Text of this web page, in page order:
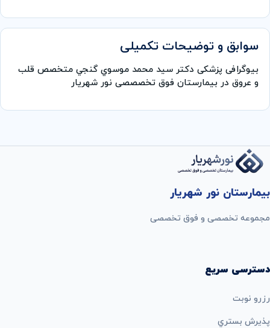
سوابق و توضیحات تکمیلی
بیوگرافی پزشکی دكتر سيد محمد موسوي گنجي متخصص قلب
و عروق در بیمارستان فوق تخصصصی نور شهریار
بیمارستان نور شهریار
مجموعه تخصصی و فوق تخصصی
دسترسی سریع
رزرو نوبت
پذيرش بستري